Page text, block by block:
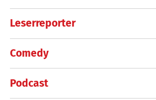
Leserreporter
Comedy
Podcast